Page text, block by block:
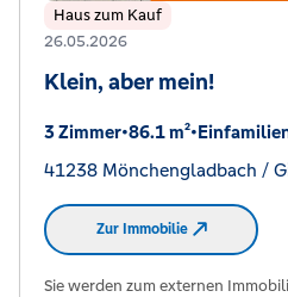
Haus zum Kauf
26.05.2026
Klein, aber mein!
3 Zimmer•86.1 m²•
41238 Mönchengladbach /
Zur Immobilie
Sie werden zum externen